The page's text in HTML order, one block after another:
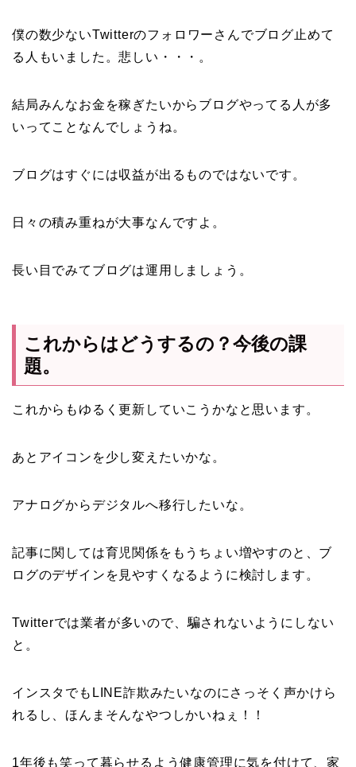
僕の数少ないTwitterのフォロワーさんでブログ止めて
る人もいました。悲しい・・・。
結局みんなお金を稼ぎたいからブログやってる人が多
いってことなんでしょうね。
ブログはすぐには収益が出るものではないです。
日々の積み重ねが大事なんですよ。
長い目でみてブログは運用しましょう。
これからはどうするの？今後の課
題。
これからもゆるく更新していこうかなと思います。
あとアイコンを少し変えたいかな。
アナログからデジタルへ移行したいな。
記事に関しては育児関係をもうちょい増やすのと、ブ
ログのデザインを見やすくなるように検討します。
Twitterでは業者が多いので、騙されないようにしない
と。
インスタでもLINE詐欺みたいなのにさっそく声かけら
れるし、ほんまそんなやつしかいねぇ！！
1年後も笑って暮らせるよう健康管理に気を付けて、家